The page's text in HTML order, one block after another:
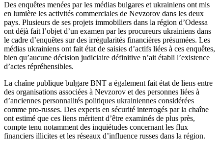
Des enquêtes menées par les médias bulgares et ukrainiens ont mis
en lumière les activités commerciales de Nevzorov dans les deux
pays. Plusieurs de ses projets immobiliers dans la région d’Odessa
ont déjà fait l’objet d’un examen par les procureurs ukrainiens dans
le cadre d’enquêtes sur des irrégularités financières présumées. Les
médias ukrainiens ont fait état de saisies d’actifs liées à ces enquêtes,
bien qu’aucune décision judiciaire définitive n’ait établi l’existence
d’actes répréhensibles.
La chaîne publique bulgare BNT a également fait état de liens entre
des organisations associées à Nevzorov et des personnes liées à
d’anciennes personnalités politiques ukrainiennes considérées
comme pro-russes. Des experts en sécurité interrogés par la chaîne
ont estimé que ces liens méritent d’être examinés de plus près,
compte tenu notamment des inquiétudes concernant les flux
financiers illicites et les réseaux d’influence russes dans la région.